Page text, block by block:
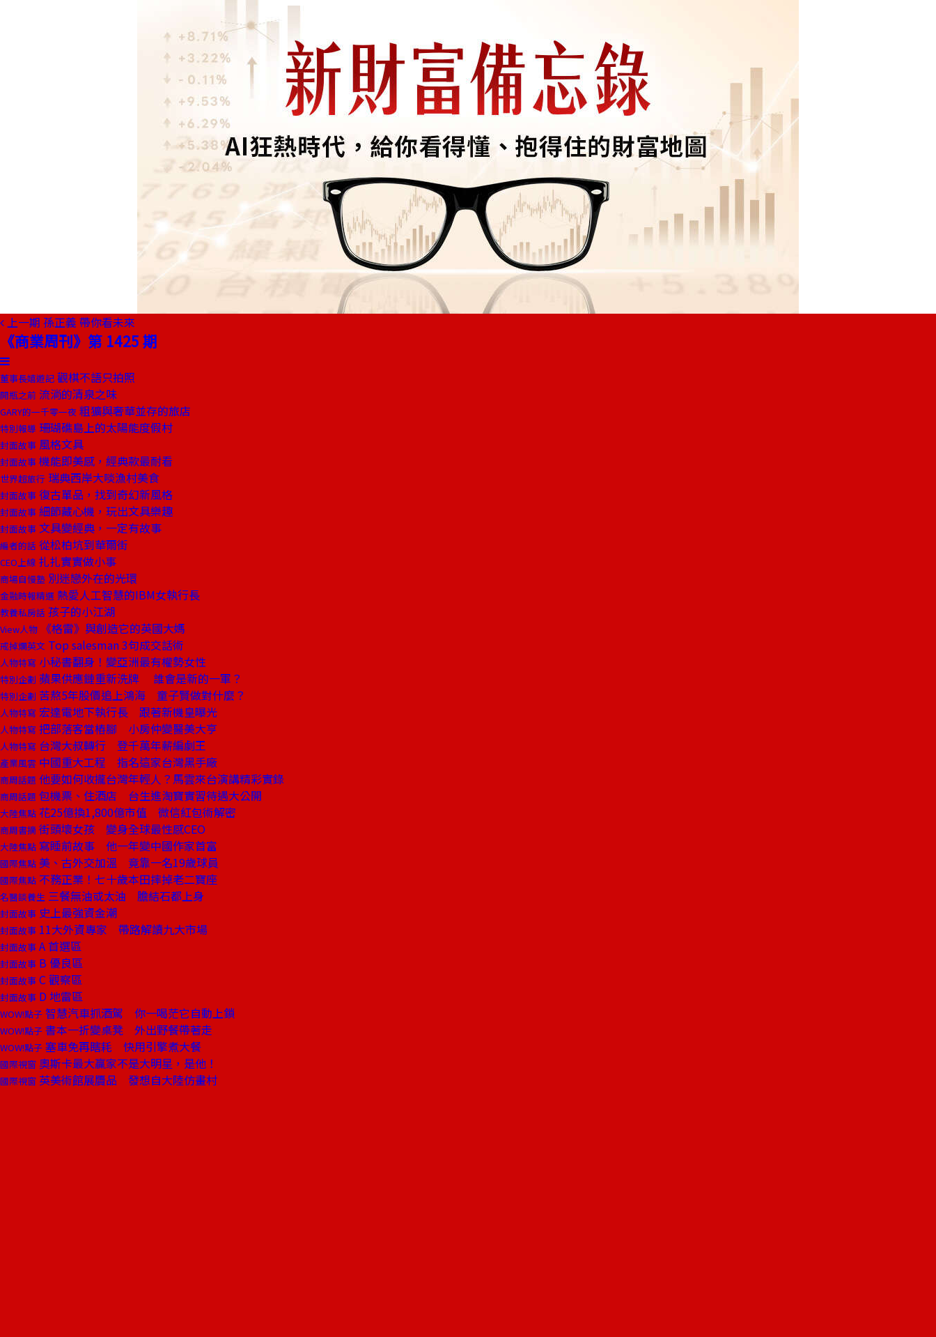
上一期 孫正義 帶你看未來
《商業周刊》第 1425 期
董事長嬉遊記 觀棋不語只拍照
開瓶之前 流淌的清泉之味
GARY的一千零一夜 粗獷與奢華並存的旅店
特別報導 珊瑚礁島上的太陽能度假村
封面故事 風格文具
封面故事 機能即美感，經典款最耐看
世界超旅行 瑞典西岸大啖漁村美食
封面故事 復古單品，找到奇幻新風格
封面故事 細節藏心機，玩出文具樂趣
封面故事 文具變經典，一定有故事
編者的話 從松柏坑到華爾街
CEO上線 扎扎實實做小事
商場自慢塾 別迷戀外在的光環
金融時報精選 熱愛人工智慧的IBM女執行長
教養私房話 孩子的小江湖
View人物 《格雷》與創造它的英國大媽
戒掉爛英文 Top salesman 3句成交話術
人物特寫 小秘書翻身！變亞洲最有權勢女性
特別企劃 蘋果供應鏈重新洗牌 誰會是新的一軍？
特別企劃 苦熬5年股價追上鴻海 童子賢做對什麼？
人物特寫 宏達電地下執行長 跟著新機皇曝光
人物特寫 把部落客當樁腳 小房仲變醫美大亨
人物特寫 台灣大叔轉行 登千萬年薪編劇王
產業風雲 中國重大工程 指名這家台灣黑手廠
商周話題 他要如何收攏台灣年輕人？馬雲來台演講精彩實錄
商周話題 包機票、住酒店 台生進淘寶實習待遇大公開
大陸焦點 花25億換1,800億市值 微信紅包術解密
商周書摘 街頭壞女孩 變身全球最性感CEO
大陸焦點 寫睡前故事 他一年變中國作家首富
國際焦點 美、古外交加溫 竟靠一名19歲球員
國際焦點 不務正業！七十歲本田摔掉老二寶座
名醫談養生 三餐無油或太油 膽結石都上身
封面故事 史上最強資金潮
封面故事 11大外資專家 帶路解讀九大市場
封面故事 A 首選區
封面故事 B 優良區
封面故事 C 觀察區
封面故事 D 地雷區
WOW!點子 智慧汽車抓酒駕 你一喝茫它自動上鎖
WOW!點子 書本一折變桌凳 外出野餐帶著走
WOW!點子 塞車免再瞎耗 快用引擎煮大餐
國際視窗 奧斯卡最大贏家不是大明星，是他！
國際視窗 英美術館展贗品 發想自大陸仿畫村